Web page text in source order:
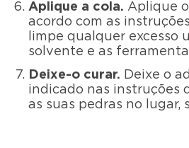
Aplique a cola. Aplique
acordo com as
limpe qualquer excesso
solvente e as
Deixe-o curar. Deixe o
indicado nas instruções
as suas pedras no lugar,